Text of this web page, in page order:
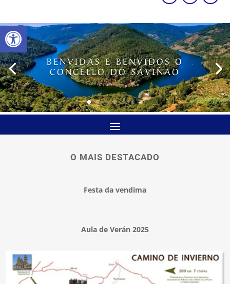
Abrir barra de ferramentas
BENVIDAS E BENVIDOS O
CONCELLO DO SAVIÑAO
O MAIS DESTACADO
Festa da vendima
Aula de Verán 2025